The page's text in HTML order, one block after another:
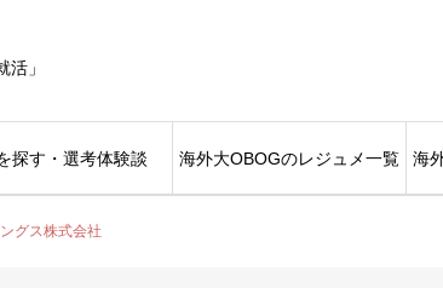
」
探す・選考体験談 海外大OBOGのレジュメ一覧 海
グス株式会社